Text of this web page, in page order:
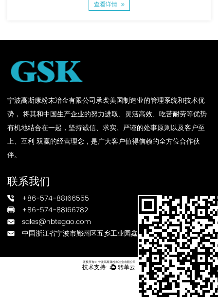
查看详情
宁波高斯康粉末冶金有限公司承袭美国制造业的管理系统和技术优
势， 将其和中国生产企业的努力进取、灵活高效、吃苦耐劳等优势
有机地结合在一起，坚持诚信、求实、严谨的处事原则以及客户至
上、互利 双赢的经营理念，是广大客户值得信赖的全方位合作伙
伴。
联系我们
+86-574-88166555
+86-574-88166782
sales@nbtegao.com
中国浙江省宁波市鄞州区五乡工业园鑫瑞路3号
版权所有© 宁波高斯康粉末冶金有限公司